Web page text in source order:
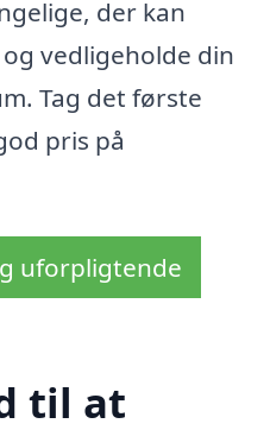
der kan
vedligeholde din
Tag det første
pris på
uforpligtende
til at